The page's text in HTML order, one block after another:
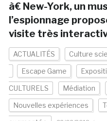
à€ New-York, un
l’espionnage
visite très
ACTUALITÉS Culture
Escape Game
CULTURELS Médiation
Nouvelles expériences